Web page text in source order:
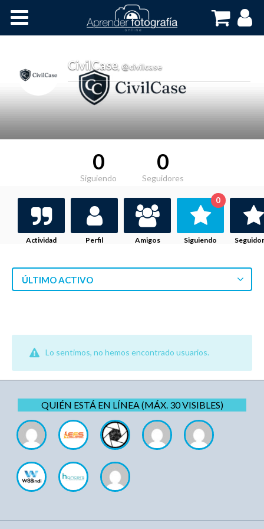
CivilCase, @civilcase
0
Siguiendo
0
Seguidores
Actividad Perfil Amigos Siguiendo
0
ÚLTIMO ACTIVO
Lo sentimos, no hemos encontrado usuarios.
QUIÉN ESTÁ EN LÍNEA (MÁX. 30 VISIBLES)